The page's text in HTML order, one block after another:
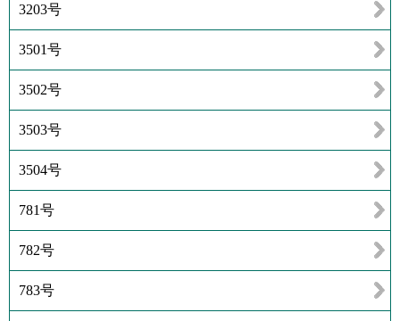
3203号
3501号
3502号
3503号
3504号
781号
782号
783号